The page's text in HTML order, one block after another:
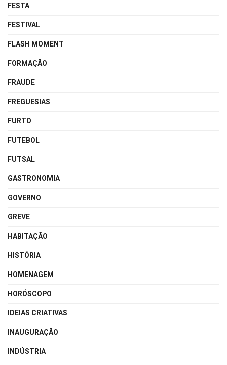
FESTA
FESTIVAL
FLASH MOMENT
FORMAÇÃO
FRAUDE
FREGUESIAS
FURTO
FUTEBOL
FUTSAL
GASTRONOMIA
GOVERNO
GREVE
HABITAÇÃO
HISTÓRIA
HOMENAGEM
HORÓSCOPO
IDEIAS CRIATIVAS
INAUGURAÇÃO
INDÚSTRIA